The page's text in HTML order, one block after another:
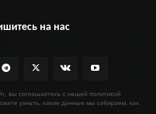
на нас
вы соглашаетесь с нашей политикой
узнать, какие данные мы собираем, как